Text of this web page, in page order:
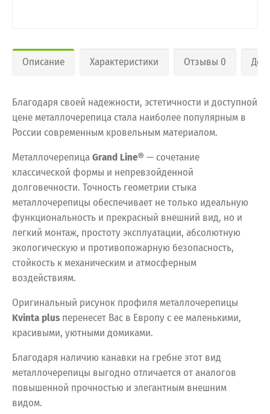
Описание Характеристики Отзывы 0
Благодаря своей надежности, эстетичности и доступной
цене металлочерепица стала наиболее популярным в
России современным кровельным материалом.
МеталлочерепицаGrand Line® — сочетание
классической формы и непревзойденной
долговечности. Точность геометрии стыка
металлочерепицы обеспечивает не только идеальную
функциональность и прекрасный внешний вид, но и
легкий монтаж, простоту эксплуатации, абсолютную
экологическую и противопожарную безопасность,
стойкость к механическим и атмосферным
воздействиям.
Оригинальный рисунок профиля металлочерепицы
Kvinta plus перенесет Вас в Европу с ее маленькими,
красивыми, уютными домиками.
Благодаря наличию канавки на гребне этот вид
металлочерепицы выгодно отличается от аналогов
повышенной прочностью и элегантным внешним
видом.